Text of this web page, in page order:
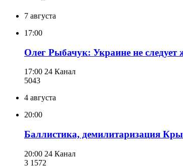
7 августа
17:00
Олег Рыбачук: Украине не
17:00 24 Канал
5043
4 августа
20:00
Баллистика, демилитаризация
20:00 24 Канал
3 1572